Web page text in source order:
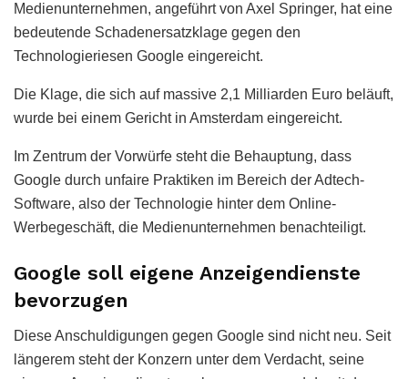
Medienunternehmen, angeführt von Axel Springer, hat eine
bedeutende Schadenersatzklage gegen den
Technologieriesen Google eingereicht.
Die Klage, die sich auf massive 2,1 Milliarden Euro beläuft,
wurde bei einem Gericht in Amsterdam eingereicht.
Im Zentrum der Vorwürfe steht die Behauptung, dass
Google durch unfaire Praktiken im Bereich der Adtech-
Software, also der Technologie hinter dem Online-
Werbegeschäft, die Medienunternehmen benachteiligt.
Google soll eigene Anzeigendienste
bevorzugen
Diese Anschuldigungen gegen Google sind nicht neu. Seit
längerem steht der Konzern unter dem Verdacht, seine